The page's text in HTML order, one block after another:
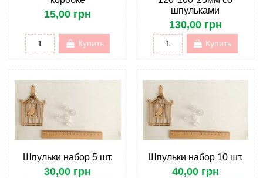
15,00 грн
Купить
шпульками
130,00 грн
Купить
Шпульки набор 5 шт.
30,00 грн
Шпульки набор 10 шт.
40,00 грн